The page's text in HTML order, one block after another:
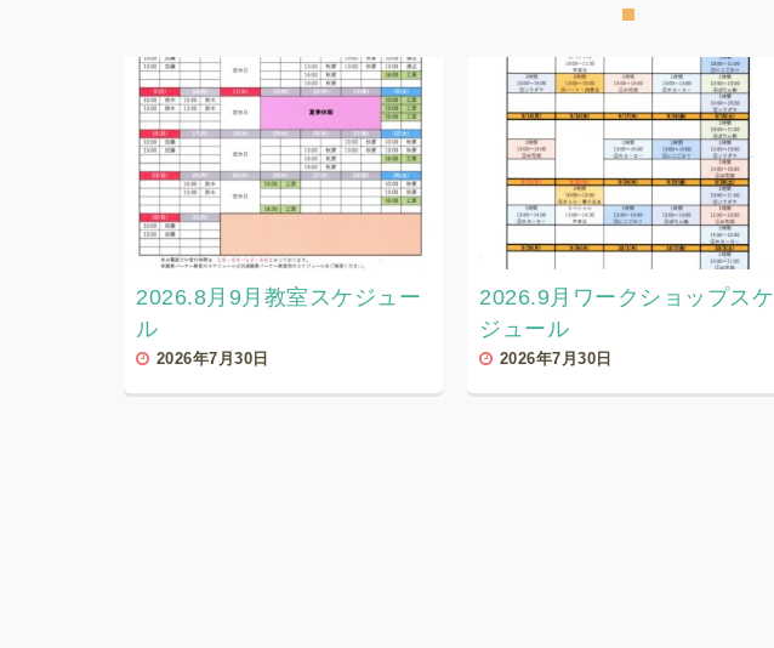
2026.8月9月教室スケジュー
ル
2026年7月30日
2026.9月ワークショップスケ
ジュール
2026年7月30日